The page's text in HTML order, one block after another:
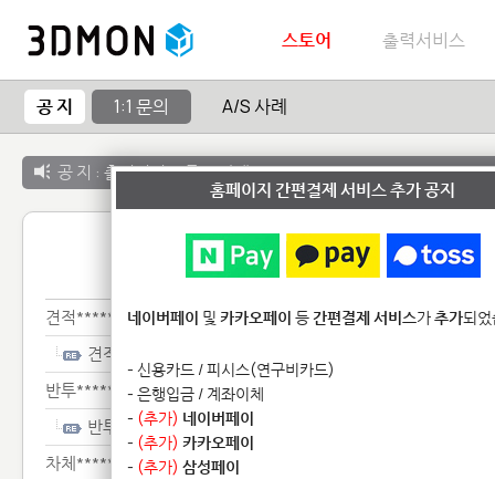
스토어 출력서비스
공 지 1:1 문의 A/S 사례
공 지 : 출력서비스 종료 안내
1:1 문
견적********
견적********
반투*********
반투*********
차체*****************
홈페이지 간편결제 서비스 추가 공지
네이버페이 및 카카오페이 등간편결제 서비스가추가되
- 신용카드 / 피시스(연구비카드)
- 은행입금 / 계좌이체
- (추가) 네이버페이
- (추가) 카카오페이
- (추가) 삼성페이